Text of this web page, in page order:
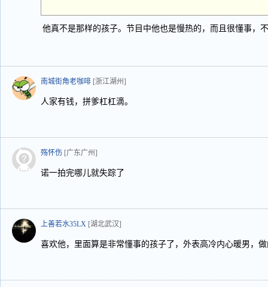
他真不是那样的孩子。节目中他也是慢热的，而且很懂事，
南城街角老咖啡 [浙江湖州]
人家有钱，拼爹杠杠滴。
殇怀伤 [广东广州]
诺一拍完哪儿就失踪了
上善若水35LX [湖北武汉]
喜欢他，里面算是非常懂事的孩子了，外表高冷内心暖男，